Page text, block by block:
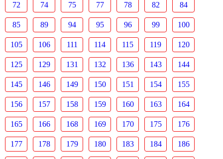
72 74 75 77 78 82 84
85 89 94 95 96 99 100
105 106 111 114 115 119 120
125 129 131 132 136 143 144
145 146 149 150 151 154 155
156 157 158 159 160 163 164
165 166 168 169 170 175 176
177 178 179 180 183 184 186